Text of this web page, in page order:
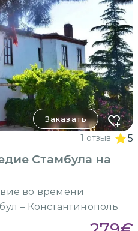
Заказать
1 отзыв 5
Стамбула на
во времени
– Константинополь